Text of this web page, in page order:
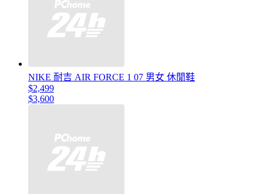
NIKE 耐吉 AIR FORCE 1 07 男女 休閒鞋
$2,499
$3,600